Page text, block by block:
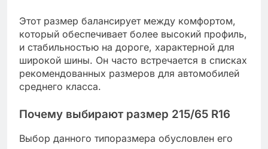
Этот размер балансирует между комфортом,
который обеспечивает более высокий профиль,
и стабильностью на дороге, характерной для
широкой шины. Он часто встречается в списках
рекомендованных размеров для автомобилей
среднего класса.
Почему выбирают размер 215/65 R16
Выбор данного типоразмера обусловлен его